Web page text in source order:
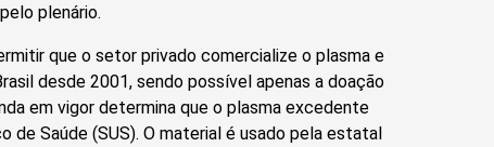
plenário.
que o setor privado comercialize o plasma e
desde 2001, sendo possível apenas a doação
em vigor determina que o plasma excedente
de Saúde (SUS). O material é usado pela estatal